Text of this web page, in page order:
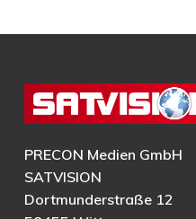
PRECON Medien GmbH
SATVISION
Dortmunderstraße 12